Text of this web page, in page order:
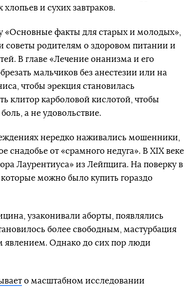
и сухих завтраков.
«Основные факты для старых и молодых»,
советы родителям о здоровом питании и
В главе «Лечение онанизма и его
мальчиков без анестезии или на
чтобы эрекция становилась
клитор карболовой кислотой, чтобы
а не удовольствие.
нередко наживались мошенники,
снадобье от «срамного недуга». В XIX веке
Лаурентиуса» из Лейпцига. На поверку в
можно было купить гораздо
узаконивали аборты, появлялись
более свободным, мастурбация
явлением. Однако до сих пор люди
о масштабном исследовании